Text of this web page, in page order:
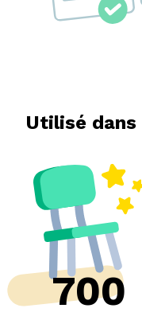
Utilisé dans
700